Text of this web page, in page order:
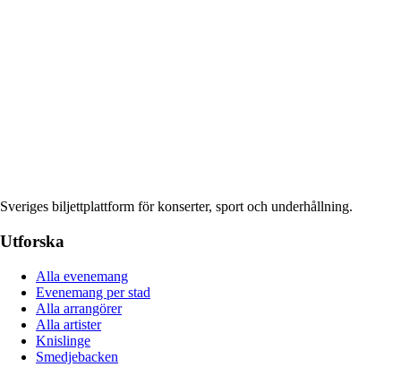
Sveriges biljettplattform för konserter, sport och underhållning.
Utforska
Alla evenemang
Evenemang per stad
Alla arrangörer
Alla artister
Knislinge
Smedjebacken